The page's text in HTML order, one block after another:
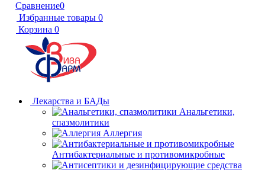
Сравнение0
Избранные товары 0
Корзина 0
Лекарства и БАДы
Анальгетики,
спазмолитики
Аллергия
Антибактериальные и противомикробные